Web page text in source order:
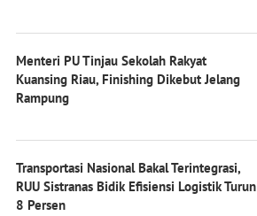
Menteri PU Tinjau Sekolah Rakyat
Kuansing Riau, Finishing Dikebut Jelang
Rampung
Transportasi Nasional Bakal Terintegrasi,
RUU Sistranas Bidik Efisiensi Logistik Turun
8 Persen